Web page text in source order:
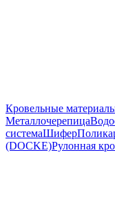
Кровельные
Металлочерепица
системаШифер
(DOCKE)Рулонная